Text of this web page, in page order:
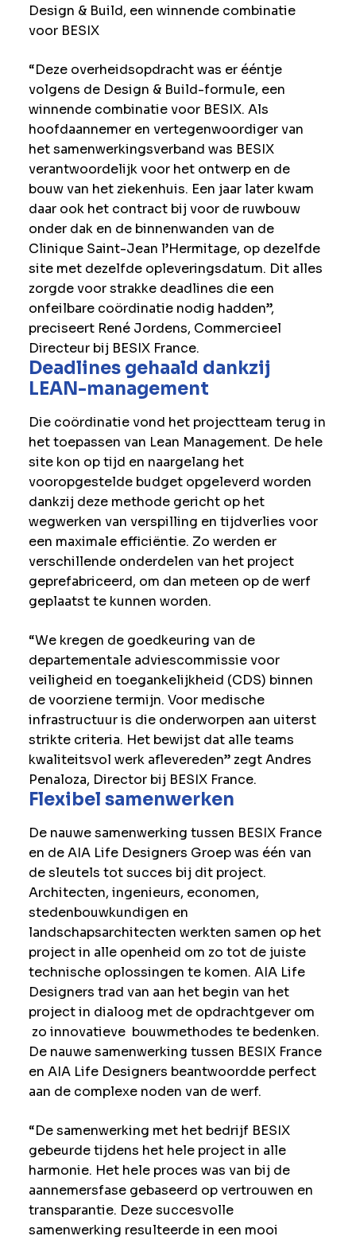
Design & Build, een winnende combinatie
voor BESIX
“Deze overheidsopdracht was er ééntje
volgens de Design & Build-formule, een
winnende combinatie voor BESIX. Als
hoofdaannemer en vertegenwoordiger van
het samenwerkingsverband was BESIX
verantwoordelijk voor het ontwerp en de
bouw van het ziekenhuis. Een jaar later kwam
daar ook het contract bij voor de ruwbouw
onder dak en de binnenwanden van de
Clinique Saint-Jean l’Hermitage, op dezelfde
site met dezelfde opleveringsdatum. Dit alles
zorgde voor strakke deadlines die een
onfeilbare coördinatie nodig hadden”,
preciseert René Jordens, Commercieel
Directeur bij BESIX France.
Deadlines gehaald dankzij
LEAN-management
Die coördinatie vond het projectteam terug in
het toepassen van Lean Management. De hele
site kon op tijd en naargelang het
vooropgestelde budget opgeleverd worden
dankzij deze methode gericht op het
wegwerken van verspilling en tijdverlies voor
een maximale efficiëntie. Zo werden er
verschillende onderdelen van het project
geprefabriceerd, om dan meteen op de werf
geplaatst te kunnen worden.
“We kregen de goedkeuring van de
departementale adviescommissie voor
veiligheid en toegankelijkheid (CDS) binnen
de voorziene termijn. Voor medische
infrastructuur is die onderworpen aan uiterst
strikte criteria. Het bewijst dat alle teams
kwaliteitsvol werk aflevereden” zegt Andres
Penaloza, Director bij BESIX France.
Flexibel samenwerken
De nauwe samenwerking tussen BESIX France
en de AIA Life Designers Groep was één van
de sleutels tot succes bij dit project.
Architecten, ingenieurs, economen,
stedenbouwkundigen en
landschapsarchitecten werkten samen op het
project in alle openheid om zo tot de juiste
technische oplossingen te komen. AIA Life
Designers trad van aan het begin van het
project in dialoog met de opdrachtgever om
zo innovatieve bouwmethodes te bedenken.
De nauwe samenwerking tussen BESIX France
en AIA Life Designers beantwoordde perfect
aan de complexe noden van de werf.
“De samenwerking met het bedrijf BESIX
gebeurde tijdens het hele project in alle
harmonie. Het hele proces was van bij de
aannemersfase gebaseerd op vertrouwen en
transparantie. Deze succesvolle
samenwerking resulteerde in een mooi